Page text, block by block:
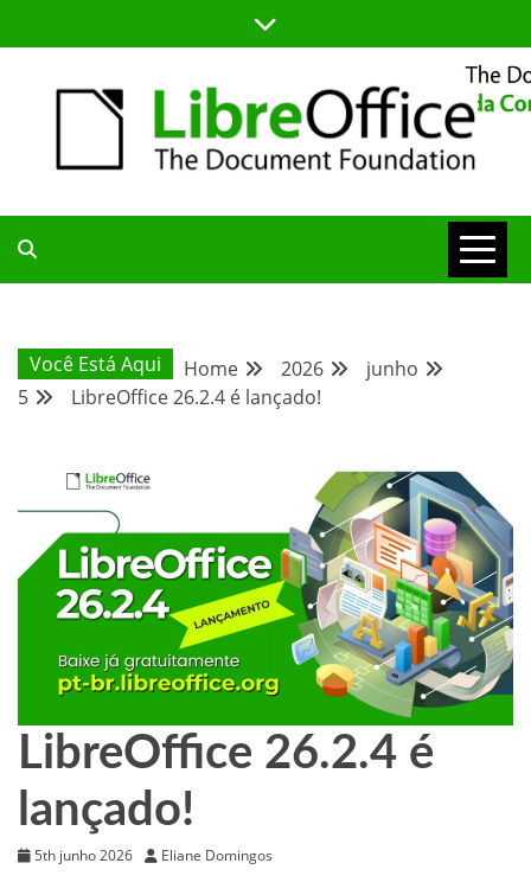
to
BLOG DA
COMUNIDADE
BRASILEIRA
Você Está Aqui Home 2026
junho
5
LibreOffice 26.2.4 é lançado!
LibreOffice 26.2.4 é
lançado!
5th junho 2026 Eliane Domingos